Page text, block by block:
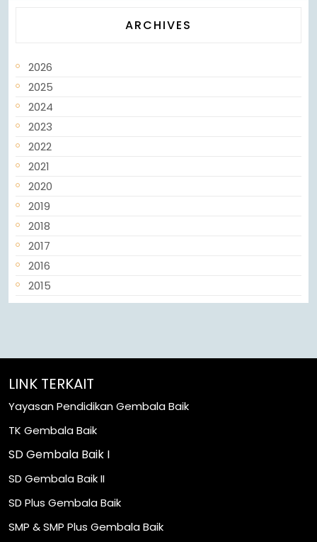
ARCHIVES
2026
2025
2024
2023
2022
2021
2020
2019
2018
2017
2016
2015
LINK TERKAIT
Yayasan Pendidikan Gembala Baik
TK Gembala Baik
SD Gembala Baik I
SD Gembala Baik II
SD Plus Gembala Baik
SMP & SMP Plus Gembala Baik